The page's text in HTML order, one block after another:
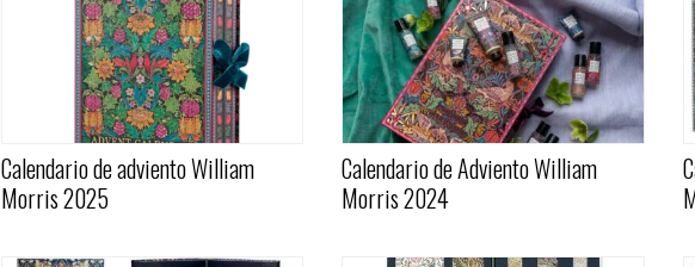
Calendario de adviento William
Morris 2025
Calendario de Adviento William
Morris 2024